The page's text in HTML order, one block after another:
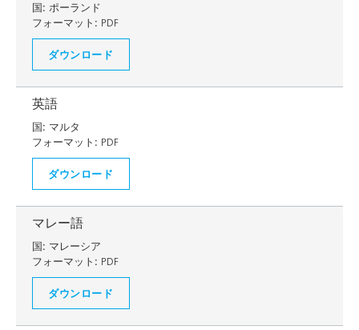
国: ポーランド
フォーマット: PDF
ダウンロード
英語
国: マルタ
フォーマット: PDF
ダウンロード
マレー語
国: マレーシア
フォーマット: PDF
ダウンロード